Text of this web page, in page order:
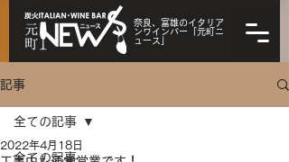
奈良、富雄のイタリア
ンワインバー「元町ニ
ュース」
記事
全ての記事
全ての記事
2022年4月18日